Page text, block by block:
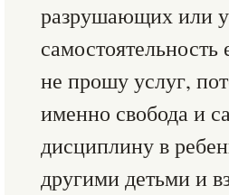
разрушающих или
не прошу услуг,
именно свобода и
дисциплину в
другими детьми и